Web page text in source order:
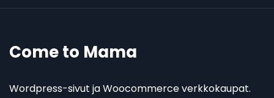
Come to Mama
Wordpress-sivut ja Woocommerce verkkokaupat.